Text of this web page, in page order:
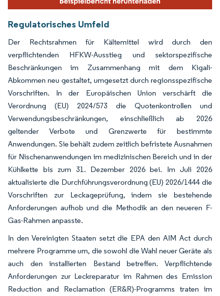
Regulatorisches Umfeld
Der Rechtsrahmen für Kältemittel wird durch den
verpflichtenden HFKW-Ausstieg und sektorspezifische
Beschränkungen im Zusammenhang mit dem Kigali-
Abkommen neu gestaltet, umgesetzt durch regionsspezifische
Vorschriften. In der Europäischen Union verschärft die
Verordnung (EU) 2024/573 die Quotenkontrollen und
Verwendungsbeschränkungen, einschließlich ab 2026
geltender Verbote und Grenzwerte für bestimmte
Anwendungen. Sie behält zudem zeitlich befristete Ausnahmen
für Nischenanwendungen im medizinischen Bereich und in der
Kühlkette bis zum 31. Dezember 2026 bei. Im Juli 2026
aktualisierte die Durchführungsverordnung (EU) 2026/1444 die
Vorschriften zur Leckageprüfung, indem sie bestehende
Anforderungen aufhob und die Methodik an den neueren F-
Gas-Rahmen anpasste.
In den Vereinigten Staaten setzt die EPA den AIM Act durch
mehrere Programme um, die sowohl die Wahl neuer Geräte als
auch den installierten Bestand betreffen. Verpflichtende
Anforderungen zur Leckreparatur im Rahmen des Emission
Reduction and Reclamation (ER&R)-Programms traten im